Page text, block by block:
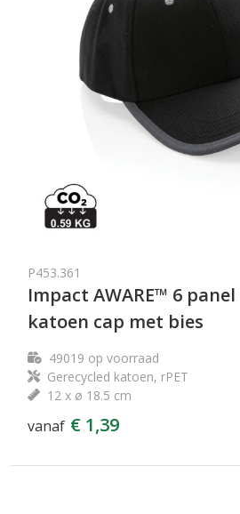
P453.361
Impact AWARE™ 6
katoen cap met bies
49019 op voorraad
Gerecycled katoen, rPET
12 x ø 18.5 cm
vanaf € 1,39